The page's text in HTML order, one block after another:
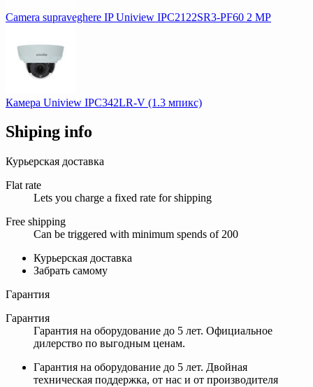
Camera supraveghere IP Uniview IPC2122SR3-PF60 2 MP
Камера Uniview IPC342LR-V (1.3 мпикс)
Shiping info
Курьерская доставка
Flat rate
Lets you charge a fixed rate for shipping
Free shipping
Can be triggered with minimum spends of 200
Курьерская доставка
Забрать самому
Гарантия
Гарантия
Гарантия на оборудование до 5 лет. Официальное
дилерство по выгодным ценам.
Гарантия на оборудование до 5 лет. Двойная
техническая поддержка, от нас и от производителя